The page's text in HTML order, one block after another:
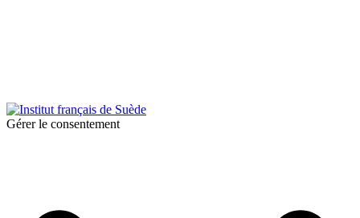
Gérer le consentement